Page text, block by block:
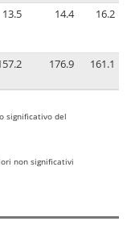
13.5 14.4 16.2
176.9 161.1
significativo del
non significativi